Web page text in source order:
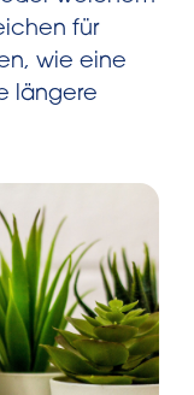
für
wie eine
längere